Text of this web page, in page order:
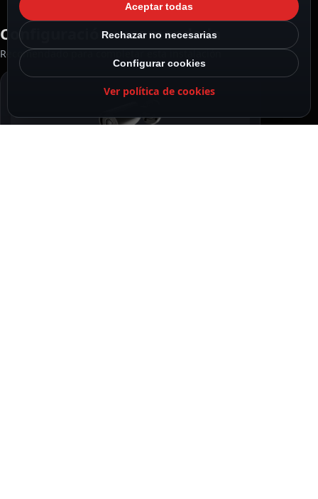
Configuración recomendada
Recomendado para completar esta instalación
Aceptar todas
Rechazar no necesarias
Configurar cookies
Ver política de cookies